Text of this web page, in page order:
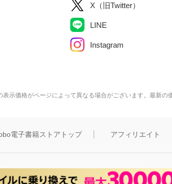
X（旧Twitter）
LINE
Instagram
示価格がページによって異なる場合がございます。最新の
電子書籍ストアトップ アフィリエイト